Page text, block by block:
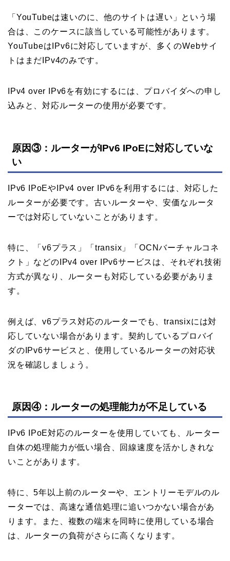
「YouTubeは速いのに、他のサイトは遅い」という場
合は、このケースに該当している可能性があります。
YouTubeはIPv6に対応していますが、多くのWebサイ
トはまだIPv4のみです。
IPv4 over IPv6を有効にするには、プロバイダへの申し
込みと、対応ルーターの使用が必要です。
原因③：ルーターがIPv6 IPoEに対応していな
い
IPv6 IPoEやIPv4 over IPv6を利用するには、対応した
ルーターが必要です。古いルーターや、安価なルータ
ーでは対応していないことがあります。
特に、「v6プラス」「transix」「OCNバーチャルコネ
クト」などのIPv4 over IPv6サービスは、それぞれ技術
方式が異なり、ルーターも対応している必要がありま
す。
例えば、v6プラス対応のルーターでも、transixには対
応していない場合があります。契約しているプロバイ
ダのIPv6サービスと、使用しているルーターの対応状
況を確認しましょう。
原因④：ルーターの処理能力が不足している
IPv6 IPoE対応のルーターを使用していても、ルーター
自体の処理能力が低い場合、回線速度を活かしきれな
いことがあります。
特に、5年以上前のルーターや、エントリーモデルのル
ーターでは、高速な通信処理に追いつかない場合があ
ります。また、複数の端末を同時に使用している場合
は、ルーターの負荷がさらに高くなります。